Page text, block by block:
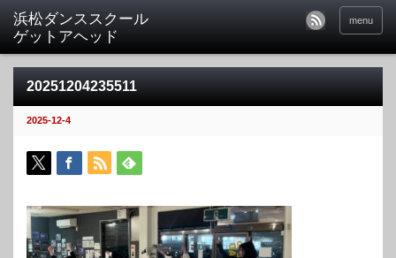
menu
20251204235511
2025-12-4